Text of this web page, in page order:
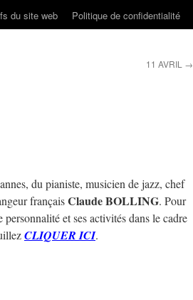
du site web Politique de confidentialité
11 AVRIL →
du pianiste, musicien de jazz, chef
françaisClaude BOLLING. Pour
et ses activités dans le cadre
CLIQUER ICI.